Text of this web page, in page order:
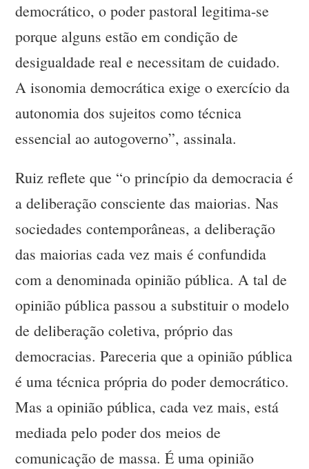
democrático, o poder pastoral legitima-se
porque alguns estão em condição de
desigualdade real e necessitam de cuidado.
A isonomia democrática exige o exercício da
autonomia dos sujeitos como técnica
essencial ao autogoverno”, assinala.
Ruiz reflete que “o princípio da democracia é
a deliberação consciente das maiorias. Nas
sociedades contemporâneas, a deliberação
das maiorias cada vez mais é confundida
com a denominada opinião pública. A tal de
opinião pública passou a substituir o modelo
de deliberação coletiva, próprio das
democracias. Pareceria que a opinião pública
é uma técnica própria do poder democrático.
Mas a opinião pública, cada vez mais, está
mediada pelo poder dos meios de
comunicação de massa. É uma opinião